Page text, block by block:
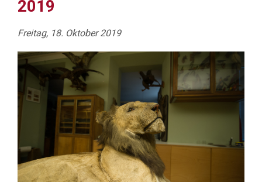
2019
Freitag, 18. Oktober 2019